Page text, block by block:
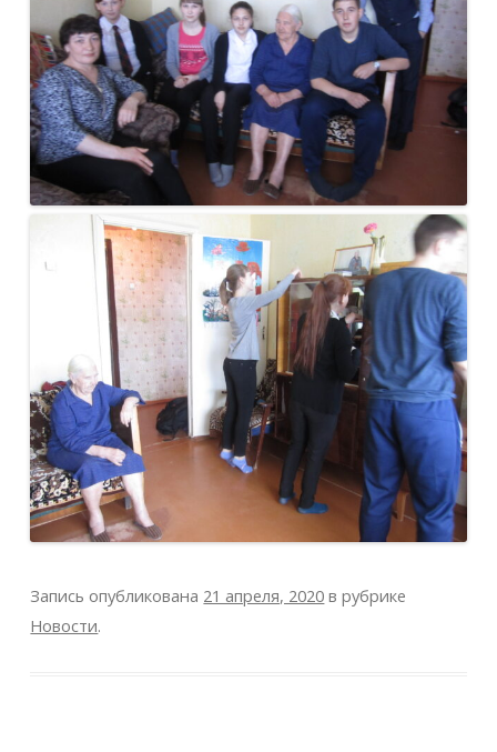
Запись опубликована 21 апреля, 2020 в рубрике
Новости.